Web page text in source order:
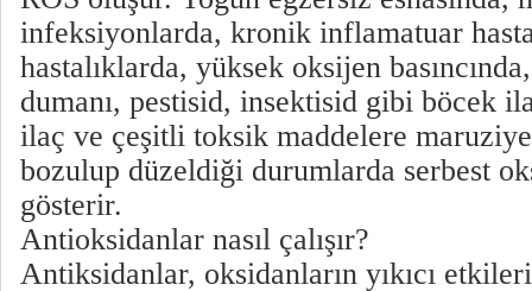
infeksiyonlarda, kronik inflamatuar
hastalıklarda, yüksek oksijen
dumanı, pestisid, insektisid gibi böcek
ilaç ve çeşitli toksik maddelere
bozulup düzeldiği durumlarda serbest
gösterir.
Antioksidanlar nasıl çalışır?
Antiksidanlar, oksidanların yıkıcı